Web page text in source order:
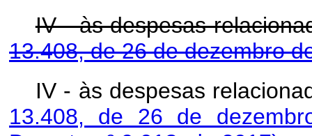
IV - às despesas
13.408, de 26 de dezembro
IV - às despesas
13.408, de 26 de